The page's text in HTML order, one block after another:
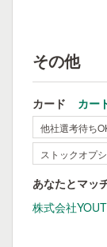
その他
カード カー
他社選考待ち
ストックオプ
あなたとマッ
株式会社